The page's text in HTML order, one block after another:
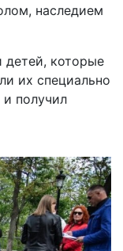
наследием
детей, которые
их специально
получил